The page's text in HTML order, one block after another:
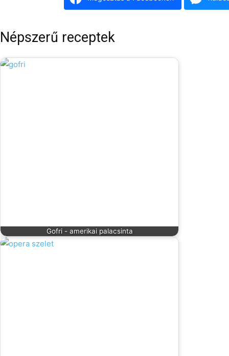
Népszerű receptek
Gofri - amerikai palacsinta